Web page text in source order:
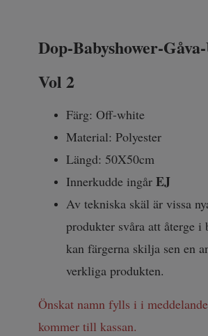
Dop-Babyshower-
Vol 2
Färg: Off-white
Material: Polyester
Längd: 50X50cm
Innerkudde ingår EJ
Av tekniska skäl är vissa
produkter svåra att återge
kan färgerna skilja sen en
verkliga produkten.
Önskat namn fylls i i
kommer till kassan.